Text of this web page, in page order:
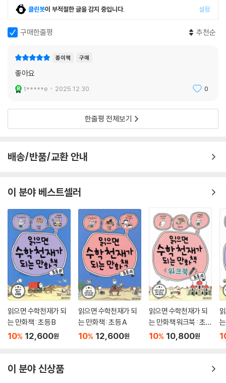
클린봇이 부적절한 글을 감지 중입니다. 설정
구매한줄평 추천순
종이책 구매
좋아요
t*****e 2025.12.30. 0
한줄평 전체보기
배송/반품/교환 안내
이 분야 베스트셀러
읽으면 수학천재가 되
는 만화책 : 초등 B
10% 12,600원
읽으면 수학천재가 되
는 만화책 : 초등 A
10% 12,600원
읽으면 수학천재가 되
는 만화책 워크북 : 초등
A
10% 10,800원
B
이 분야 신상품